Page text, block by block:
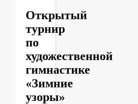
Открытый
турнир
по
художественной
гимнастике
«Зимние
узоры»